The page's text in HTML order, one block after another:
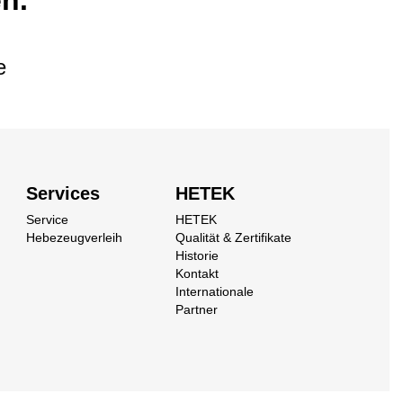
Services
Service
Hebezeugverleih
HETEK
HETEK
Qualität & Zertifikate
Historie
Kontakt
Internationale
Partner